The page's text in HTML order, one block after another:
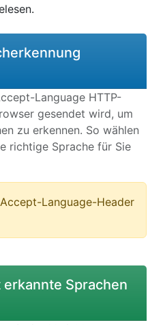
Language HTTP-
gesendet wird, um
zu erkennen. So wählen
richtige Sprache für Sie
Language-Header
Sprachen